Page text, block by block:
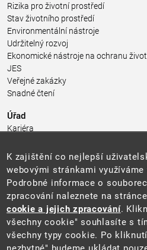
Rizika pro životní prostředí
Stav životního prostředí
Environmentální nástroje
Udržitelný rozvoj
Ekonomické nástroje na ochranu
JES
Veřejné zakázky
Snadné čtení
Úřad
Kariéra
Pro média a veřejnost
Povinně zveřejňované informace
Kontakty
Přistupnost budovy úřadu MŽP
(PDF,
Web
Aktuality
Ochrana osobních údajů
K zajištění co nejlepší
webovými stránkami
Podrobné informace o
zpracování naleznete na stránce
cookie a jejich zpracování.
všechny cookie" souhlasíte s
všechny typy cookie. Po